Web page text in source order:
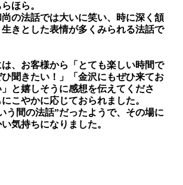
ほら。
の法話では大いに笑い、時に深く頷
きとした表情が多くみられる法話で
、お客様から「とても楽しい時間で
聞きたい！」「金沢にもぜひ来てお
と嬉しそうに感想を伝えてくださ
こやかに応じておられました。
う間の法話”だったようで、その場に
気持ちになりました。